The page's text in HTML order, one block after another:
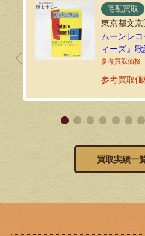
宅配買取
東京都文京
ムーンレ
ィーズ』
ープを宅配
参考買取価
買取実績一